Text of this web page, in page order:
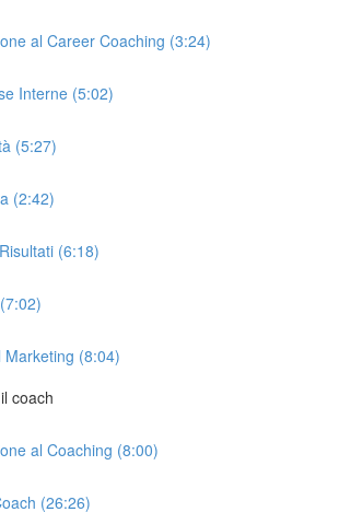
al Career Coaching (3:24)
Interne (5:02)
(5:27)
(2:42)
(6:18)
Marketing (8:04)
coach
al Coaching (8:00)
(26:26)